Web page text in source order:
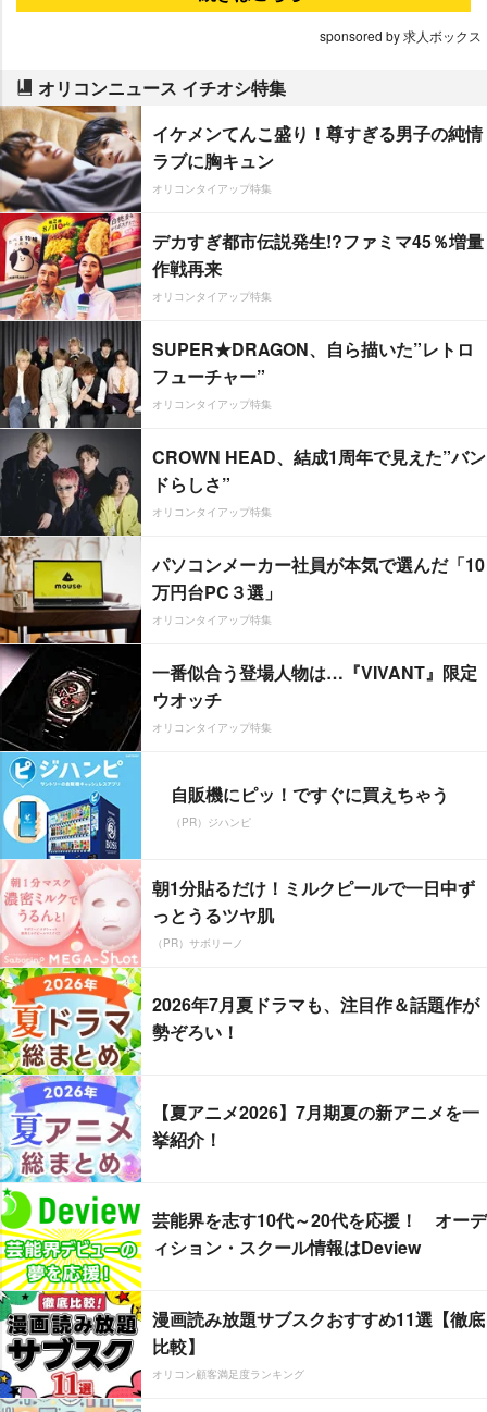
sponsored by 求人ボックス
オリコンニュース イチオシ特集
イケメンてんこ盛り！尊すぎる男子の純情
ラブに胸キュン
オリコンタイアップ特集
デカすぎ都市伝説発生!?ファミマ45％増量
作戦再来
オリコンタイアップ特集
SUPER★DRAGON、自ら描いた”レトロ
フューチャー”
オリコンタイアップ特集
CROWN HEAD、結成1周年で見えた”バン
ドらしさ”
オリコンタイアップ特集
パソコンメーカー社員が本気で選んだ「10
万円台PC３選」
オリコンタイアップ特集
一番似合う登場人物は…『VIVANT』限定
ウオッチ
オリコンタイアップ特集
自販機にピッ！ですぐに買えちゃう
（PR）ジハンピ
朝1分貼るだけ！ミルクピールで一日中ず
っとうるツヤ肌
（PR）サボリーノ
2026年7月夏ドラマも、注目作＆話題作が
勢ぞろい！
【夏アニメ2026】7月期夏の新アニメを一
挙紹介！
芸能界を志す10代～20代を応援！ オーデ
ィション・スクール情報はDeview
漫画読み放題サブスクおすすめ11選【徹底
比較】
オリコン顧客満足度ランキング